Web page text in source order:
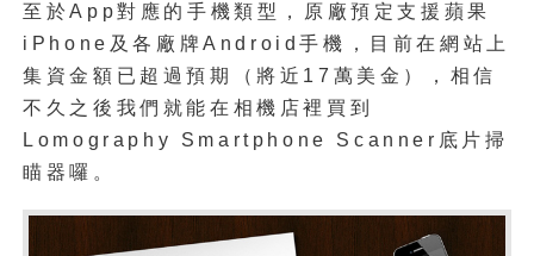
至於App對應的手機類型，原廠預定支援蘋果
iPhone及各廠牌Android手機，目前在網站上
集資金額已超過預期（將近17萬美金），相信
不久之後我們就能在相機店裡買到
Lomography Smartphone Scanner底片掃
瞄器囉。